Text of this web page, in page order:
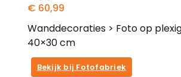
€ 60,99
Wanddecoraties > Foto op
40×30 cm
Bekijk bij Fotofabriek